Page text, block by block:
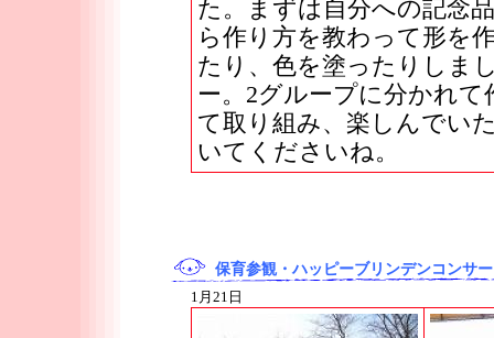
た。まずは自分への記念
ら作り方を教わって形を
たり、色を塗ったりしま
ー。2グループに分かれ
て取り組み、楽しんでい
いてくださいね。
保育参観・ハッピーブリンデンコンサ
1月21日